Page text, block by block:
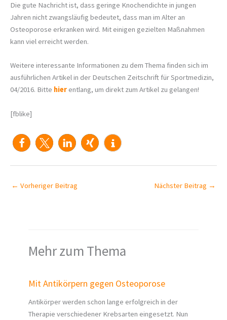
Die gute Nachricht ist, dass geringe Knochendichte in jungen
Jahren nicht zwangsläufig bedeutet, dass man im Alter an
Osteoporose erkranken wird. Mit einigen gezielten Maßnahmen
kann viel erreicht werden.
Weitere interessante Informationen zu dem Thema finden sich im
ausführlichen Artikel in der Deutschen Zeitschrift für Sportmedizin,
04/2016. Bitte hier entlang, um direkt zum Artikel zu gelangen!
[fblike]
← Vorheriger Beitrag Nächster Beitrag →
Mehr zum Thema
Mit Antikörpern gegen Osteoporose
Antikörper werden schon lange erfolgreich in der
Therapie verschiedener Krebsarten eingesetzt. Nun